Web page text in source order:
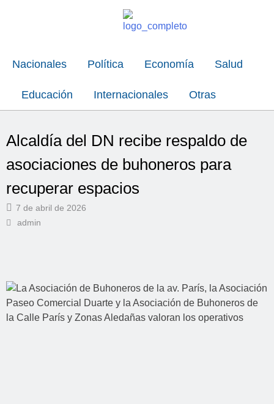
Nacionales Política Economía Salud
Educación Internacionales Otras
Alcaldía del DN recibe respaldo de
asociaciones de buhoneros para
recuperar espacios
7 de abril de 2026
admin